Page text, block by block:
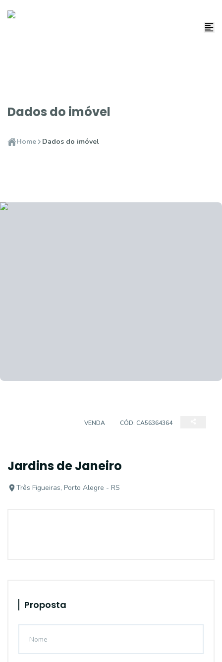
Dados do imóvel
Home Dados do imóvel
VENDA CÓD: CA56364364
Jardins de Janeiro
Três Figueiras, Porto Alegre - RS
Proposta